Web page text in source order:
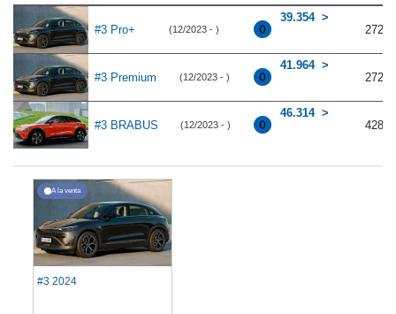
#3 Pro+ (12/2023 - )
39.354
272
#3 Premium (12/2023 - )
41.964
272
#3 BRABUS (12/2023 - )
46.314
428
A la venta
#3 2024